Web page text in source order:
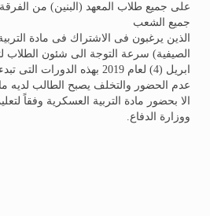
على جميع طلاب المعهد (البنين) من الفرقة
جميع الشعب
الذين يرغبون فى الاشتراك فى مادة
الصيفية) سرعة التوجة الى شئون الطلاب
عدم الحضور والتخلف يصبح الطالب لديه
الا بحضور مادة التربية العسكرية وفقاً
ووزارة الدفاع.